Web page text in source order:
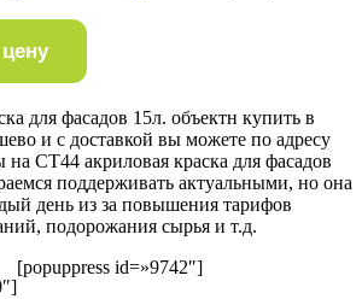
для фасадов 15л. объектн купить в
и с доставкой вы можете по адресу
СТ44 акриловая краска для фасадов
поддерживать актуальными, но она
день из за повышения тарифов
подорожания сырья и т.д.
[popuppress id=»9742″]